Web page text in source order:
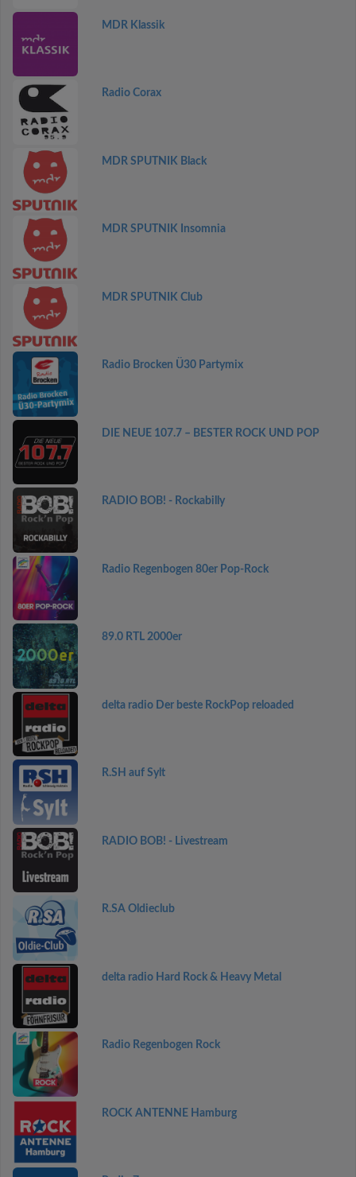
MDR Klassik
Radio Corax
MDR SPUTNIK Black
MDR SPUTNIK Insomnia
MDR SPUTNIK Club
Radio Brocken Ü30 Partymix
DIE NEUE 107.7 – BESTER ROCK UND POP
RADIO BOB! - Rockabilly
Radio Regenbogen 80er Pop-Rock
89.0 RTL 2000er
delta radio Der beste RockPop reloaded
R.SH auf Sylt
RADIO BOB! - Livestream
R.SA Oldieclub
delta radio Hard Rock & Heavy Metal
Radio Regenbogen Rock
ROCK ANTENNE Hamburg